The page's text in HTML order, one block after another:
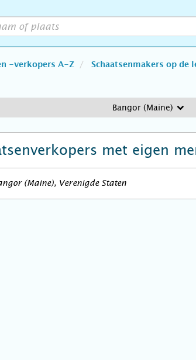
-verkopers A-Z Schaatsenmakers op de
Bangor (Maine)
met eigen
(Maine), Verenigde Staten